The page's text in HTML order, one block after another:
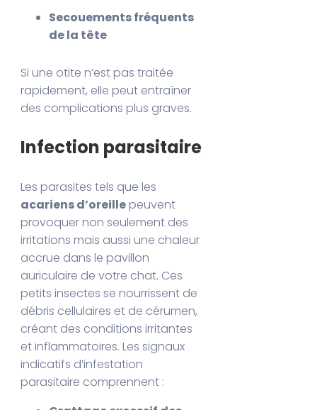
Secouements fréquents
de la tête
Si une otite n’est pas traitée
rapidement, elle peut entraîner
des complications plus graves.
Infection parasitaire
Les parasites tels que les
acariens d’oreille peuvent
provoquer non seulement des
irritations mais aussi une chaleur
accrue dans le pavillon
auriculaire de votre chat. Ces
petits insectes se nourrissent de
débris cellulaires et de cérumen,
créant des conditions irritantes
et inflammatoires. Les signaux
indicatifs d’infestation
parasitaire comprennent :